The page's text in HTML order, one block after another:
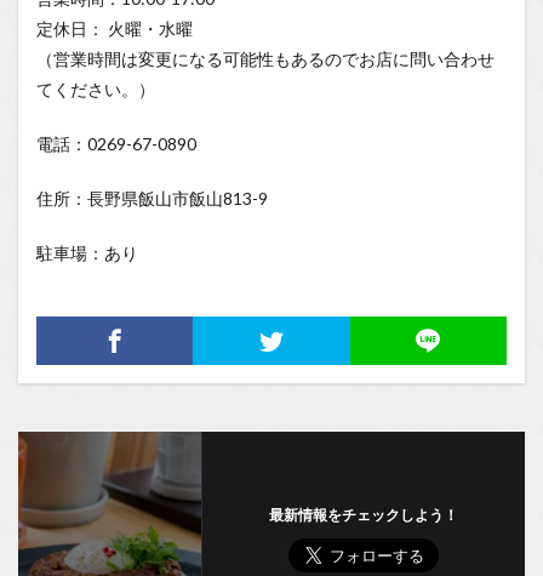
定休日： 火曜・水曜
（営業時間は変更になる可能性もあるのでお店に問い合わせ
てください。）
電話：0269-67-0890
住所：長野県飯山市飯山813-9
駐車場：あり
最新情報をチェックしよう！